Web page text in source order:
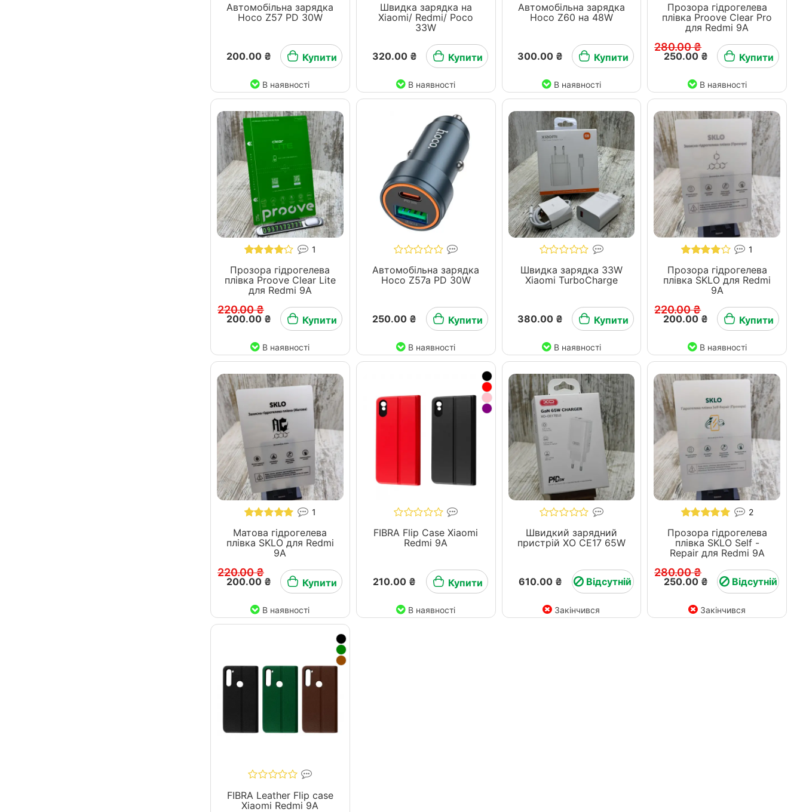
Автомобільна зарядка
Hoco Z57 PD 30W
200.00 ₴ Купити
В наявності
Швидка зарядка на
Xiaomi/ Redmi/ Pocо
33W
320.00 ₴ Купити
В наявності
Автомобільна зарядка
Hoco Z60 на 48W
300.00 ₴ Купити
В наявності
Прозора гідрогелева
плівка Proove Clear Pro
для Redmi 9A
280.00 ₴
250.00 ₴ Купити
В наявності
1
Прозора гідрогелева
плівка Proove Clear Lite
для Redmi 9A
220.00 ₴
200.00 ₴ Купити
В наявності
Автомобільна зарядка
Hoco Z57a PD 30W
250.00 ₴ Купити
В наявності
Швидка зарядка 33W
Xiaomi TurboCharge
380.00 ₴ Купити
В наявності
1
Прозора гідрогелева
плівка SKLO для Redmi
9A
220.00 ₴
200.00 ₴ Купити
В наявності
1
Матова гідрогелева
плівка SKLO для Redmi
9A
220.00 ₴
200.00 ₴ Купити
В наявності
FIBRA Flip Case Xiaomi
Redmi 9A
210.00 ₴ Купити
В наявності
Швидкий зарядний
пристрій ХО СЕ17 65W
610.00 ₴ Відсутній
Закінчився
2
Прозора гідрогелева
плівка SKLO Self -
Repair для Redmi 9A
280.00 ₴
250.00 ₴ Відсутній
Закінчився
FIBRA Leather Flip case
Xiaomi Redmi 9A